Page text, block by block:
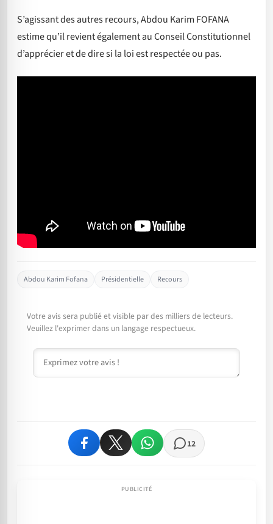
S’agissant des autres recours, Abdou Karim FOFANA
estime qu’il revient également au Conseil Constitutionnel
d’apprécier et de dire si la loi est respectée ou pas.
Abdou Karim Fofana Présidentielle Recours
Votre avis sera publié et visible par des milliers de lecteurs.
Veuillez l'exprimer dans un langage respectueux.
Commentaire
12